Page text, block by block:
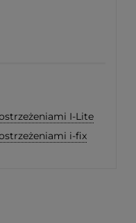
I-Lite
i-fix